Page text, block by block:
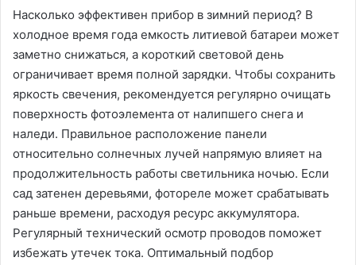
Насколько эффективен прибор в зимний период? В
холодное время года емкость литиевой батареи может
заметно снижаться, а короткий световой день
ограничивает время полной зарядки. Чтобы сохранить
яркость свечения, рекомендуется регулярно очищать
поверхность фотоэлемента от налипшего снега и
наледи. Правильное расположение панели
относительно солнечных лучей напрямую влияет на
продолжительность работы светильника ночью. Если
сад затенен деревьями, фотореле может срабатывать
раньше времени, расходуя ресурс аккумулятора.
Регулярный технический осмотр проводов поможет
избежать утечек тока. Оптимальный подбор